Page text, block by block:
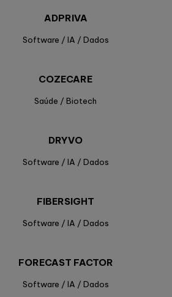
ADPRIVA
Software / IA / Dados
COZECARE
Saúde / Biotech
DRYVO
Software / IA / Dados
FIBERSIGHT
Software / IA / Dados
FORECAST FACTOR
Software / IA / Dados